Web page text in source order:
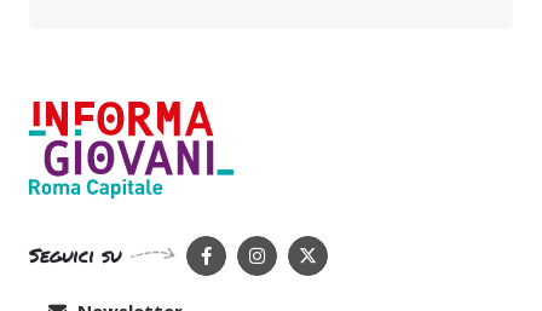
Seguici su